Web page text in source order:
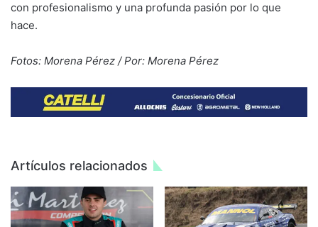
con profesionalismo y una profunda pasión por lo que
hace.
Fotos: Morena Pérez / Por: Morena Pérez
Artículos relacionados